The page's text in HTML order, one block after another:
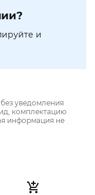
и
уведомления
комплектацию
информация не